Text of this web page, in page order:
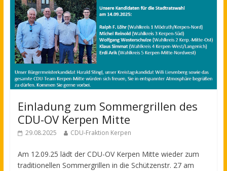
Einladung zum Sommergrillen des
CDU-OV Kerpen Mitte
29.08.2025 CDU-Fraktion Kerpen
Am 12.09.25 lädt der CDU-OV Kerpen Mitte wieder zum
traditionellen Sommergrillen in die Schützenstr. 27 am